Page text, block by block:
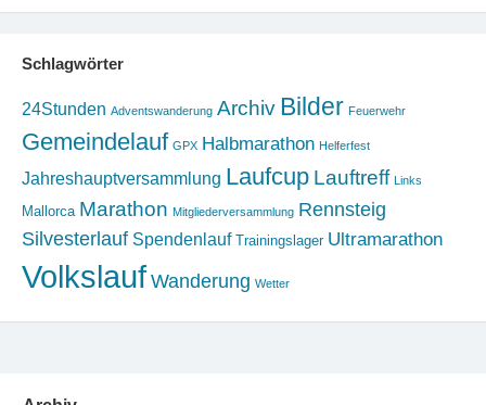
Schlagwörter
24Stunden Adventswanderung Archiv Bilder Feuerwehr
Gemeindelauf GPX Halbmarathon Helferfest
Jahreshauptversammlung Laufcup Lauftreff Links
Mallorca Marathon Mitgliederversammlung Rennsteig
Silvesterlauf Spendenlauf Trainingslager Ultramarathon
Volkslauf Wanderung Wetter